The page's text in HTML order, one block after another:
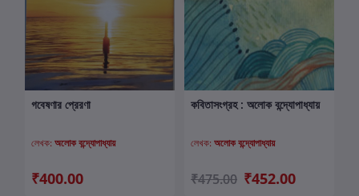
কার্টে যোগ করুন
গবেষণার প্রেরণা
লেখক: অলোক বন্দ্যোপাধ্যায়
₹400.00
কার্টে যোগ করুন
কবিতাসংগ্রহ : অলোক বন্দ্যোপাধ্যায়
লেখক: অলোক বন্দ্যোপাধ্যায়
₹475.00 ₹452.00